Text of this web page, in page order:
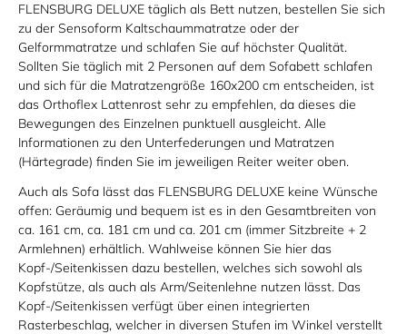
FLENSBURG DELUXE täglich als Bett nutzen, bestellen Sie sich
zu der Sensoform Kaltschaummatratze oder der
Gelformmatratze und schlafen Sie auf höchster Qualität.
Sollten Sie täglich mit 2 Personen auf dem Sofabett schlafen
und sich für die Matratzengröße 160x200 cm entscheiden, ist
das Orthoflex Lattenrost sehr zu empfehlen, da dieses die
Bewegungen des Einzelnen punktuell ausgleicht. Alle
Informationen zu den Unterfederungen und Matratzen
(Härtegrade) finden Sie im jeweiligen Reiter weiter oben.
Auch als Sofa lässt das FLENSBURG DELUXE keine Wünsche
offen: Geräumig und bequem ist es in den Gesamtbreiten von
ca. 161 cm, ca. 181 cm und ca. 201 cm (immer Sitzbreite + 2
Armlehnen) erhältlich. Wahlweise können Sie hier das
Kopf-/Seitenkissen dazu bestellen, welches sich sowohl als
Kopfstütze, als auch als Arm/Seitenlehne nutzen lässt. Das
Kopf-/Seitenkissen verfügt über einen integrierten
Rasterbeschlag, welcher in diversen Stufen im Winkel verstellt